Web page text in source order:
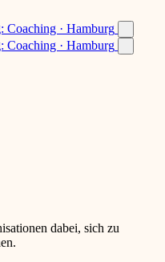
dabei, sich zu